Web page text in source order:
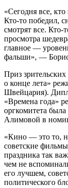
«Сегодня все,
Кто-то победил,
смотрят все. Кто-
просмотра
главное —
фальши», —
Приз
о конце лета»
Швейцария).
«Времена года»
оргкомитета
Алимовой в
«Кино — это то,
советские
праздника так
чем не
его лучшем,
политического